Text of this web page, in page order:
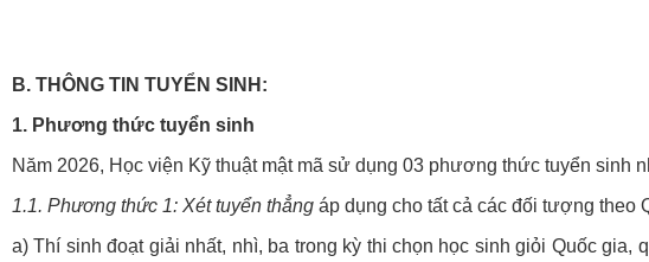
B. THÔNG TIN TUYỂN SINH:
1. Phương thức tuyển sinh
Năm 2026, Học viện Kỹ thuật mật mã sử dụng 03 phương thức tuyển sinh
1.1. Phương thức 1: Xét tuyển thẳng áp dụng cho tất cả các đối tượng theo
a) Thí sinh đoạt giải nhất, nhì, ba trong kỳ thi chọn học sinh giỏi Quốc